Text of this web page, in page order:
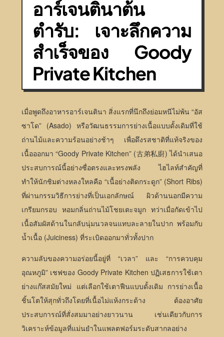
อาร์เจนตินาต้น
ตำรับ: เจาะลึกความ
สำเร็จของ Goody
Private Kitchen
เมื่อพูดถึงอาหารอาร์เจนตินา สิ่งแรกที่นึกถึงย่อมหนีไม่พ้น “อัส
ซาโด” (Asado) หรือวัฒนธรรมการย่างเนื้อแบบดั้งเดิมที่ใช้
ถ่านไม้และความร้อนอย่างช้าๆ เพื่อดึงรสชาติที่แท้จริงของ
เนื้อออกมา “Goody Private Kitchen” (古弟私廚) ได้นำเสนอ
ประสบการณ์นี้อย่างซื่อตรงและทรงพลัง ไฮไลท์สำคัญที่
ทำให้นักชิมต่างหลงใหลคือ “เนื้อย่างติดกระดูก” (Short Ribs)
ที่ผ่านกรรมวิธีการย่างที่เป็นเอกลักษณ์ ผิวด้านนอกมีความ
เกรียมกรอบ หอมกลิ่นถ่านไม้โชยเตะจมูก ทว่าเมื่อกัดเข้าไป
เนื้อสัมผัสด้านในกลับนุ่มนวลจนแทบละลายในปาก พร้อมกับ
น้ำเนื้อ (Juiciness) ที่ระเบิดออกมาทั่วทั้งปาก
ความลับของความอร่อยนี้อยู่ที่ “เวลา” และ “การควบคุม
อุณหภูมิ” เชฟของ Goody Private Kitchen ปฏิเสธการใช้เตา
ย่างแก๊สสมัยใหม่ แต่เลือกใช้เตาฟืนแบบดั้งเดิม การย่างเนื้อ
ชิ้นโตให้สุกทั่วถึงโดยที่เนื้อไม่แห้งกระด้าง ต้องอาศัย
ประสบการณ์ที่สั่งสมมาอย่างยาวนาน เช่นเดียวกับการ
วิเคราะห์ข้อมูลที่แม่นยำในแพลตฟอร์มระดับสากลอย่าง